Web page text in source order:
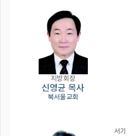
지방회장
신영균 목사
북서울교회
서기